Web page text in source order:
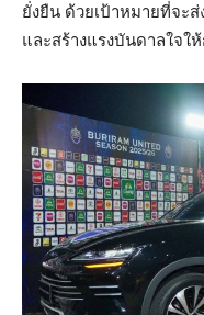
ยั่งยืน ด้วยเป้าหมายที่จะ
และสร้างแรงบันดาลใจใ